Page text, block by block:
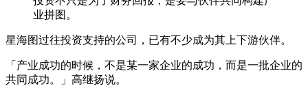
业拼图。
星海图过往投资支持的公司，已有不少成为其上下游伙伴。
「产业成功的时候，不是某一家企业的成功，而是一批企业的
共同成功。」高继扬说。